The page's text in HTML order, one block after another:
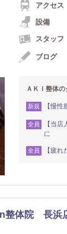
アクセス
設備
スタッフ
ブログ
ＡＫＩ整体
新規 【慢
全員
【当
に
全員 【疲
整体院 長浜